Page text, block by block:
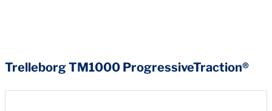
Trelleborg TM1000 ProgressiveTraction®